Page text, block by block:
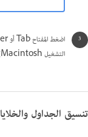
التشغيل Macintosh) لتطبيق القيمة.
تنسيق الجداول والخلايا